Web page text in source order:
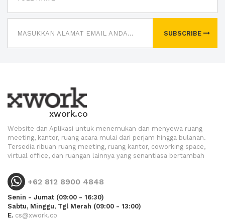
SUBSCRIBE
xwork.co
Website dan Aplikasi untuk menemukan dan menyewa ruang
meeting, kantor, ruang acara mulai dari perjam hingga bulanan.
Tersedia ribuan ruang meeting, ruang kantor, coworking space,
virtual office, dan ruangan lainnya yang senantiasa bertambah
+62 812 8900 4848
Senin - Jumat (09:00 - 16:30)
Sabtu, Minggu, Tgl Merah (09:00 - 13:00)
E. cs@xwork.co